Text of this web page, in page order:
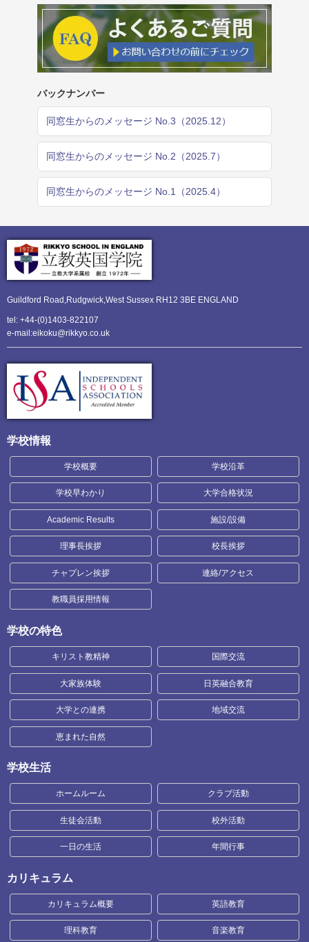
バックナンバー
同窓生からのメッセージ No.3（2025.12）
同窓生からのメッセージ No.2（2025.7）
同窓生からのメッセージ No.1（2025.4）
Guildford Road,Rudgwick,West Sussex RH12 3BE ENGLAND
tel: +44-(0)1403-822107
e-mail:eikoku@rikkyo.co.uk
学校情報
学校概要 学校沿革
学校早わかり 大学合格状況
Academic Results 施設/設備
理事長挨拶 校長挨拶
チャプレン挨拶 連絡/アクセス
教職員採用情報
学校の特色
キリスト教精神 国際交流
大家族体験 日英融合教育
大学との連携 地域交流
恵まれた自然
学校生活
ホームルーム クラブ活動
生徒会活動 校外活動
一日の生活 年間行事
カリキュラム
カリキュラム概要 英語教育
理科教育 音楽教育